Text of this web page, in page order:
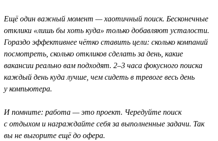
Ещё один важный момент — хаотичный поиск. Бесконечные
отклики «лишь бы хоть куда» только добавляют усталости.
Гораздо эффективнее чётко ставить цели: сколько компаний
посмотреть, сколько откликов сделать за день, какие
вакансии реально вам подходят. 2–3 часа фокусного поиска
каждый день куда лучше, чем сидеть в тревоге весь день
у компьютера.
И помните: работа — это проект. Чередуйте поиск
с отдыхом и награждайте себя за выполненные задачи. Так
вы не выгорите ещё до офера.